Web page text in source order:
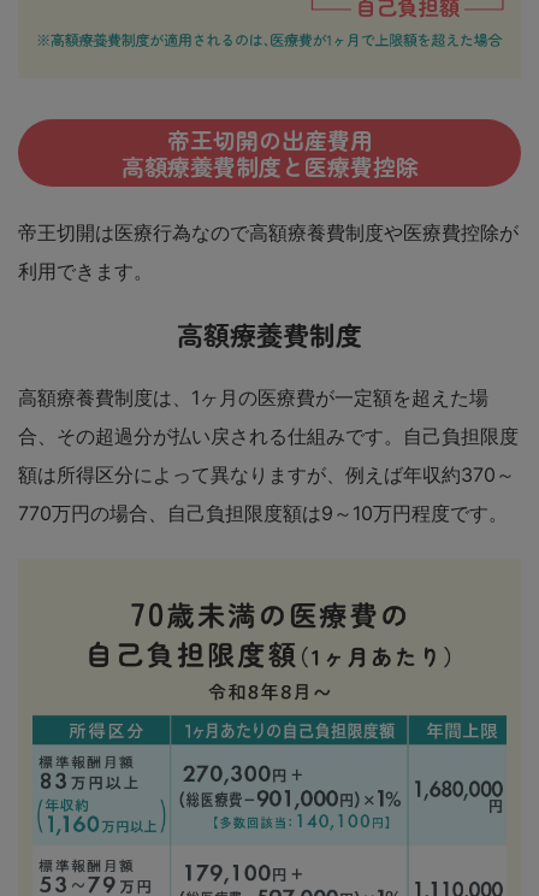
帝王切開の出産費用
高額療養費制度と医療費控除
帝王切開は医療行為なので高額療養費制度や医療費控除が
利用できます。
高額療養費制度
高額療養費制度は、1ヶ月の医療費が一定額を超えた場
合、その超過分が払い戻される仕組みです。自己負担限度
額は所得区分によって異なりますが、例えば年収約370～
770万円の場合、自己負担限度額は9～10万円程度です。